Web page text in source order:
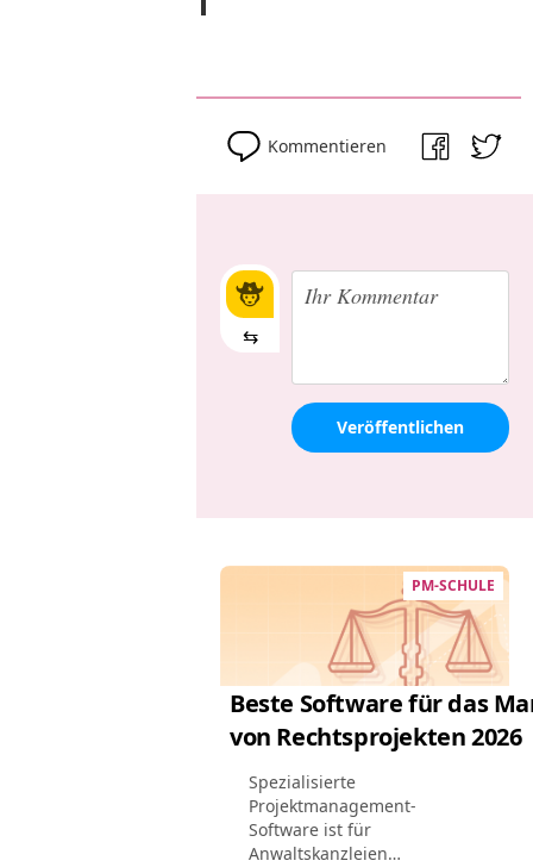
Kommentieren
⇆
Veröffentlichen
PM-SCHULE
Beste Software für das
von Rechtsprojekten 2026
Spezialisierte
Projektmanagement-
Software ist für
Anwaltskanzleien